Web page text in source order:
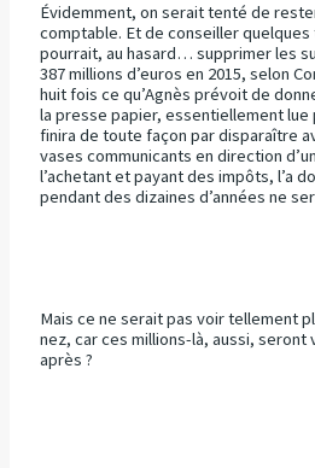
Évidemment, on serait tenté de
comptable. Et de conseiller
pourrait, au hasard… supprimer les
387 millions d’euros en 2015, selon
huit fois ce qu’Agnès prévoit de
la presse papier, essentiellement
finira de toute façon par disparaître
vases communicants en direction
l’achetant et payant des impôts, l’a
pendant des dizaines d’années ne
Mais ce ne serait pas voir tellement
nez, car ces millions-là, aussi, seront
après ?